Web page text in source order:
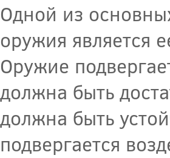
Одной из
оружия является
Оружие
должна быть
должна быть
подвергается